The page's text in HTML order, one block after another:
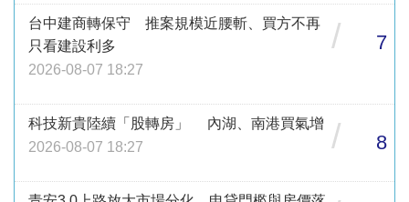
台中建商轉保守 推案規模近腰斬、買方不再
只看建設利多
2026-08-07 18:27
/ 7
科技新貴陸續「股轉房」 內湖、南港買氣增
2026-08-07 18:27
/ 8